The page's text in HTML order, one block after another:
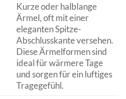
Kurze oder halblange
Ärmel, oft mit einer
eleganten Spitze-
Abschlusskante versehen.
Diese Ärmelformen sind
ideal für wärmere Tage
und sorgen für ein luftiges
Tragegefühl.